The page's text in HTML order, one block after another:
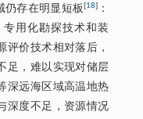
仍存在明显短板[18]
：
用化勘探技术和装
评价技术相对落后，
足，难以实现对储层
深远海区域高温地热
深度不足，资源情况